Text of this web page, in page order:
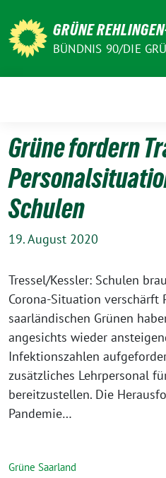
zum
Inhalt
GRÜNE
BÜNDNIS 90/DIE
Grüne fordern
Schulen
19. August 2020
Tressel/Kessler: Schulen
Corona-Situation verschärft
saarländischen Grünen
angesichts wieder
Infektionszahlen
zusätzliches Lehrpersonal
bereitzustellen. Die
Pandemie…
Grüne Saarland